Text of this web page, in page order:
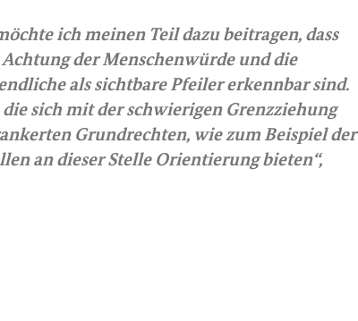
ich meinen Teil dazu beitragen, dass
Achtung der Menschenwürde und die
als sichtbare Pfeiler erkennbar sind.
sich mit der schwierigen Grenzziehung
Grundrechten, wie zum Beispiel der
an dieser Stelle Orientierung bieten“,